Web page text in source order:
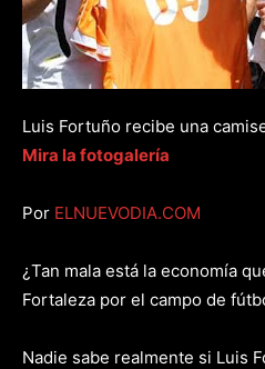
Luis Fortuño recibe una
Mira la fotogalería
Por ELNUEVODIA.COM
¿Tan mala está la economía
Fortaleza por el campo de
Nadie sabe realmente si Luis